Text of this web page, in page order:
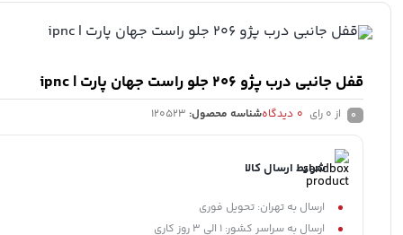
قفل جانبی درب پژو 206 جلو راست جهان پارت | ipnc
0 از 0 رای 0 دیدگاهشناسه محصول: 120523
شرایط ارسال کالا
ارسال به تهران: تحویل فوری
ارسال به سراسر کشور: 1 الی 3 روز کاری